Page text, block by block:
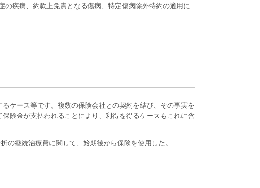
疾病、約款上免責となる傷病、特定傷病除外特約の適用に
ケース等です。複数の保険会社との契約を結び、その事実を
険金が支払われることにより、利得を得るケースもこれに含
継続治療費に関して、始期後から保険を使用した。